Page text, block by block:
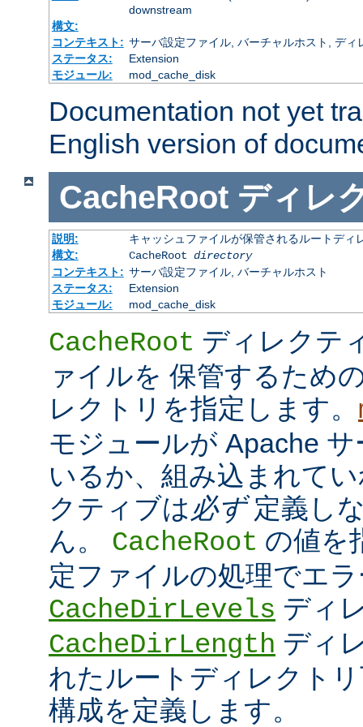
downstream
構文:
コンテキスト: サーバ設定ファイル, バーチャルホスト, ディ
ステータス:
Extension
モジュール:
mod_cache_disk
Documentation not yet
English version of
CacheRoot ディレ
説明:
キャッシュファイルが保管されるルートディ
構文:
CacheRoot directory
コンテキスト: サーバ設定ファイル, バーチャルホスト
ステータス:
Extension
モジュール:
mod_cache_disk
CacheRoot ディレクテ
ァイルを 保管するため
レクトリを指定します。
モジュールが Apache
いるか、組み込まれて
クティブは 必ず定義し
ん。 CacheRoot の値を
定ファイルの処理でエ
CacheDirLevels ディ
CacheDirLength ディ
れたルートディレクト
構成を定義します。